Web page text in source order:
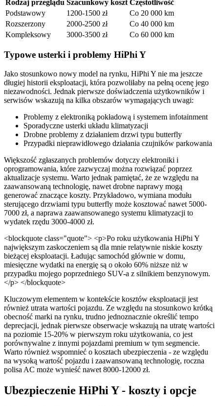
Rodzaj przeglądu Szacunkowy koszt Częstotliwość
Podstawowy
1200-1500 zł
Co 20 000 km
Rozszerzony
2000-2500 zł
Co 40 000 km
Kompleksowy
3000-3500 zł Co 60 000 km
Typowe usterki i problemy HiPhi Y
Jako stosunkowo nowy model na rynku, HiPhi Y nie ma jeszcze
długiej historii eksploatacji, która pozwoliłaby na pełną ocenę jego
niezawodności. Jednak pierwsze doświadczenia użytkowników i
serwisów wskazują na kilka obszarów wymagających uwagi:
Problemy z elektroniką pokładową i systemem infotainment
Sporadyczne usterki układu klimatyzacji
Drobne problemy z działaniem drzwi typu butterfly
Przypadki nieprawidłowego działania czujników parkowania
Większość zgłaszanych problemów dotyczy elektroniki i
oprogramowania, które zazwyczaj można rozwiązać poprzez
aktualizacje systemu. Warto jednak pamiętać, że ze względu na
zaawansowaną technologię, nawet drobne naprawy mogą
generować znaczące koszty. Przykładowo, wymiana modułu
sterującego drzwiami typu butterfly może kosztować nawet 5000-
7000 zł, a naprawa zaawansowanego systemu klimatyzacji to
wydatek rzędu 3000-4000 zł.
<blockquote class="quote"> <p>Po roku użytkowania HiPhi Y
największym zaskoczeniem są dla mnie relatywnie niskie koszty
bieżącej eksploatacji. Ładując samochód głównie w domu,
miesięczne wydatki na energię są o około 60% niższe niż w
przypadku mojego poprzedniego SUV-a z silnikiem benzynowym.
</p> </blockquote>
Kluczowym elementem w kontekście kosztów eksploatacji jest
również utrata wartości pojazdu. Ze względu na stosunkowo krótką
obecność marki na rynku, trudno jednoznacznie określić tempo
deprecjacji, jednak pierwsze obserwacje wskazują na utratę wartości
na poziomie 15-20% w pierwszym roku użytkowania, co jest
porównywalne z innymi pojazdami premium w tym segmencie.
Warto również wspomnieć o kosztach ubezpieczenia - ze względu
na wysoką wartość pojazdu i zaawansowaną technologię, roczna
polisa AC może wynieść nawet 8000-12000 zł.
Ubezpieczenie HiPhi Y - koszty i opcje